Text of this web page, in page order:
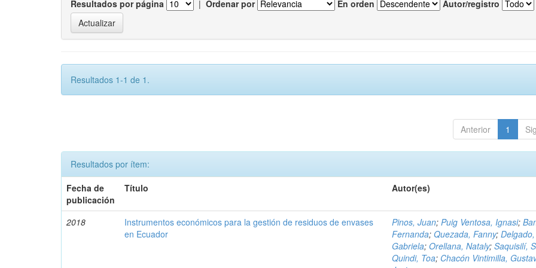
Resultados por página | Ordenar por En orden Autor/registro
Resultados 1-1 de 1.
Anterior 1
Resultados por ítem:
Fecha de
publicación
Título Autor(es)
2018
Instrumentos económicos para la gestión de residuos de envases
en Ecuador
Pinos, Juan;Puig Ventosa, Ignasi;
Fernanda;Quezada, Fanny;Delgado,
Gabriela;Orellana, Nataly;Saquisilí,
Quindi, Toa; Chacón Vintimilla,